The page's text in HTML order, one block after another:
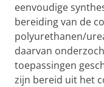
eenvoudige
bereiding van de
polyurethanen/
daarvan
toepassingen
zijn bereid uit het